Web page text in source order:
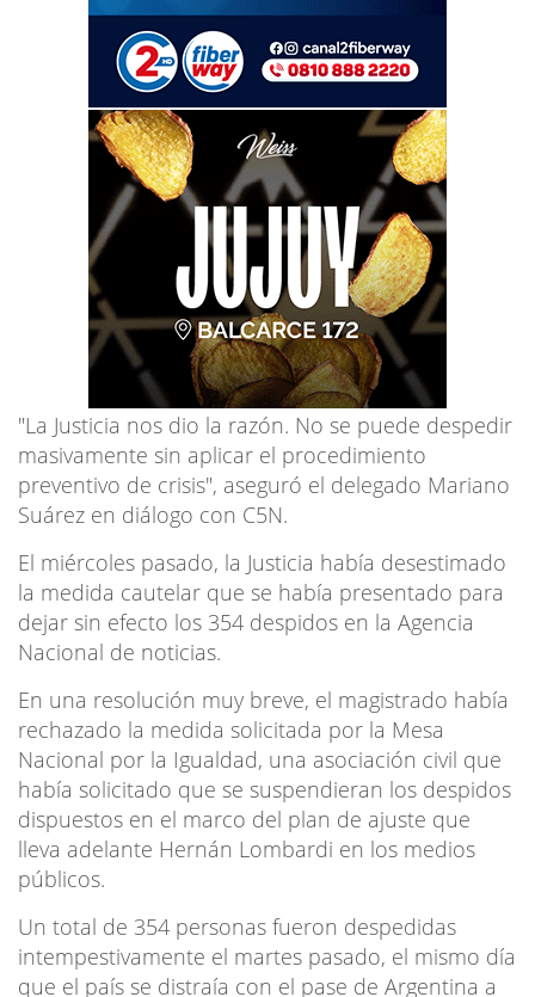
"La Justicia nos dio la razón. No se puede despedir
masivamente sin aplicar el procedimiento
preventivo de crisis", aseguró el delegado Mariano
Suárez en diálogo con C5N.
El miércoles pasado, la Justicia había desestimado
la medida cautelar que se había presentado para
dejar sin efecto los 354 despidos en la Agencia
Nacional de noticias.
En una resolución muy breve, el magistrado había
rechazado la medida solicitada por la Mesa
Nacional por la Igualdad, una asociación civil que
había solicitado que se suspendieran los despidos
dispuestos en el marco del plan de ajuste que
lleva adelante Hernán Lombardi en los medios
públicos.
Un total de 354 personas fueron despedidas
intempestivamente el martes pasado, el mismo día
que el país se distraía con el pase de Argentina a